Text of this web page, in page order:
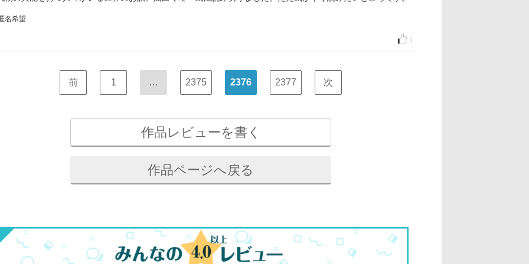
名希望
1
前 1 … 2375 2376 2377 次
作品レビューを書く
作品ページへ戻る